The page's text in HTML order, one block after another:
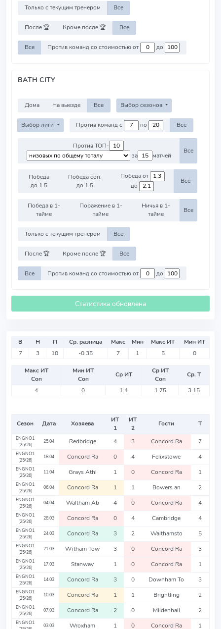
Только с текущим тренером Все
После 🏆 Кроме после 🏆 Все
Все Против команд со стоимостью от до
BATH CITY
Дома На выезде Все Выбор сезонов
Выбор лиги Против команд с по Все
Против ТОП-
за
матчей
Все
Победа
до 1.5
Победа соп.
до 1.5
Победа от
до
Все
Победа в 1-
тайме
Поражение в 1-
тайме
Ничья в 1-
тайме
Все
Только с текущим тренером Все
После 🏆 Кроме после 🏆 Все
Все Против команд со стоимостью от до
Статистика обновлена
В Н П Ср. разница Макс Мин Макс ИТ
Мин ИТ
7
3 10 -0.35 7 1 5 0
Макс ИТ
Соп
Мин ИТ
Соп
Ср ИТ
Ср ИТ
Соп
Ср. Т
4
0 1.4 1.75 3.15
Сезон Дата Хозяева
ИТ
1
ИТ
2
Гости Т
ENGNO1
(25/26)
25.04 Redbridge 4 3 Concord Ra 7
ENGNO1
(25/26)
18.04 Concord Ra 0 4 Felixstowe 4
ENGNO1
(25/26)
11.04 Grays Athl 1 0 Concord Ra 1
ENGNO1
(25/26)
06.04 Concord Ra 1 1 Bowers an 2
ENGNO1
(25/26)
04.04 Waltham Ab 4 0 Concord Ra 4
ENGNO1
(25/26)
28.03 Concord Ra 0 4 Cambridge 4
ENGNO1
(25/26)
24.03 Concord Ra 3 2 Walthamsto 5
ENGNO1
(25/26)
21.03 Witham Tow 3 0 Concord Ra 3
ENGNO1
(25/26)
17.03 Stanway 1 0 Concord Ra 1
ENGNO1
(25/26)
14.03 Concord Ra 3 0 Downham To 3
ENGNO1
(25/26)
10.03 Concord Ra 1 1 Brightling 2
ENGNO1
(25/26)
07.03 Concord Ra 2 0 Mildenhall 2
ENGNO1
03.03 Wroxham 1 0 Concord Ra 1